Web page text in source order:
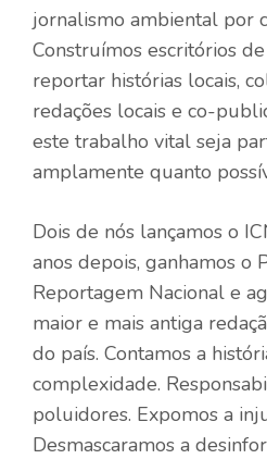
jornalismo ambiental por
Construímos escritórios
reportar histórias locais,
redações locais e co-
este trabalho vital seja
amplamente quanto
Dois de nós lançamos o
anos depois, ganhamos o
Reportagem Nacional e
maior e mais antiga
do país. Contamos a
complexidade.
poluidores. Expomos a
Desmascaramos a